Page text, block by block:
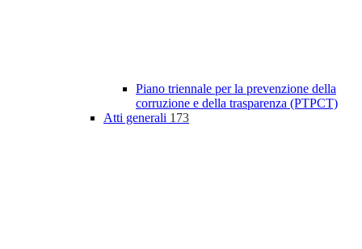
Piano triennale per la prevenzione della
corruzione e della trasparenza (PTPCT)
Atti generali 173